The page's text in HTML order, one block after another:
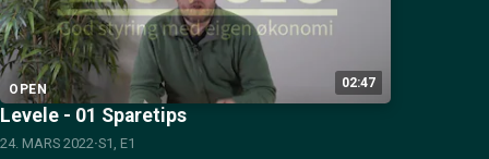
02:47
OPEN
Levele - 01 Sparetips
24. MARS 2022 S1, E1